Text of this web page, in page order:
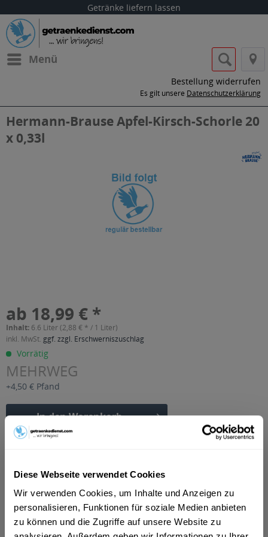
Diese Webseite verwendet Cookies
Wir verwenden Cookies, um Inhalte und Anzeigen zu
personalisieren, Funktionen für soziale Medien anbieten
zu können und die Zugriffe auf unsere Website zu
Getränke liefern lassen
Menü
Bestellung widerrufen
Es gilt unsere Datenschutzerklärung
Hermann-Brause Apfel-Kirsch-Schorle 20
x 0,33l
ab 18,99 € *
Inhalt: 6.6 Liter (2,88 € * / 1 Liter)
inkl. MwSt. ggf. zzgl. Erschwerniszuschlag
Vorrätig
MEHRWEG
+4,50 € Pfand
In denWarenkorb
mehr
"Hermann-Brause Apfel-Kirsch-Schorle 20 x